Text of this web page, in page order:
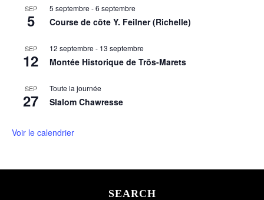
SEP
5
5 septembre -6 septembre
Course de côte Y. Feilner (Richelle)
SEP
12
12 septembre - 13 septembre
Montée Historique de Trôs-Marets
SEP
27
Toute la journée
Slalom Chawresse
Voir le calendrier
SEARCH